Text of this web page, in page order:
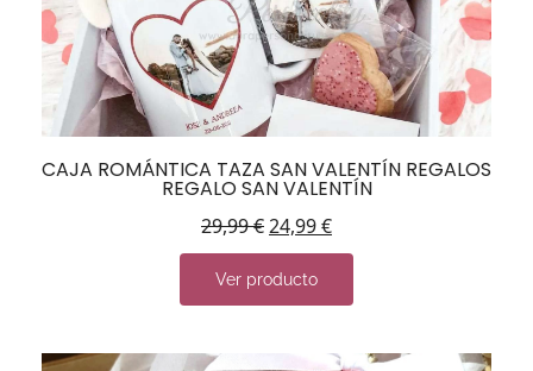
CAJA ROMÁNTICA TAZA SAN VALENTÍN REGALOS
REGALO SAN VALENTÍN
29,99€24,99€
Ver producto